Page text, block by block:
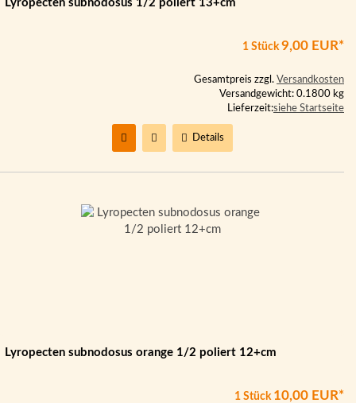
Lyropecten subnodosus 1/2 poliert 13+cm
1 Stück9,00 EUR*
Gesamtpreis zzgl. Versandkosten
Versandgewicht: 0.1800 kg
Lieferzeit:siehe Startseite
Details
Lyropecten subnodosus orange 1/2 poliert 12+cm
1 Stück 10,00 EUR*